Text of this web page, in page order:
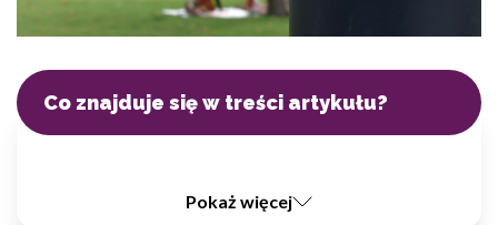
Co znajduje się w treści artykułu?
Pokaż więcej
zapamiętanie informacji, które zmieniają wygląd lub
którym znajduje się użytkownik.
Statystyka
internetowych zrozumieć, w jaki sposób różni użytkownicy
zachowują się na stronie, gromadząc i zgłaszając anonimowe